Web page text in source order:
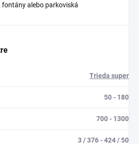
fontány alebo parkoviská
Trieda super
50 - 180
700 - 1300
3 / 376 - 424 / 50